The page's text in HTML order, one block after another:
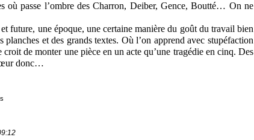
où passe l’ombre des Charron, Deiber, Gence, Boutté… On ne
future, une époque, une certaine manière du goût du travail bien
et des grands textes. Où l’on apprend avec stupéfaction
de monter une pièce en un acte qu’une tragédie en cinq. Des
donc…